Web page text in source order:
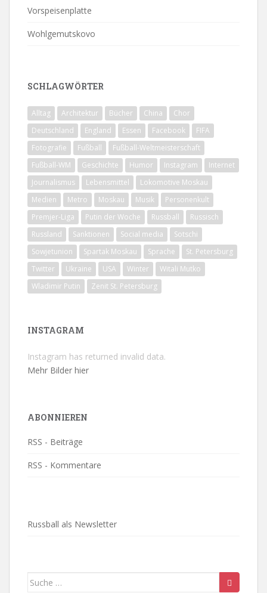
Vorspeisenplatte
Wohlgemutskovo
SCHLAGWÖRTER
Alltag Architektur Bücher China
Chor
Deutschland
England Essen Facebook
FIFA
Fotografie
Fußball
Fußball-Weltmeisterschaft
Fußball-WM
Geschichte Humor Instagram
Internet
Journalismus
Lebensmittel
Lokomotive Moskau
Medien
Metro Moskau Musik
Personenkult
Premjer-Liga
Putin der Woche Russball
Russisch
Russland
Sanktionen Social media
Sotschi
Sowjetunion
Spartak Moskau Sprache
St. Petersburg
Twitter
Ukraine USA Winter
Witali Mutko
Wladimir Putin
Zenit St. Petersburg
INSTAGRAM
Instagram has returned invalid data.
Mehr Bilder hier
ABONNIEREN
RSS - Beiträge
RSS - Kommentare
Russball als Newsletter
Suche